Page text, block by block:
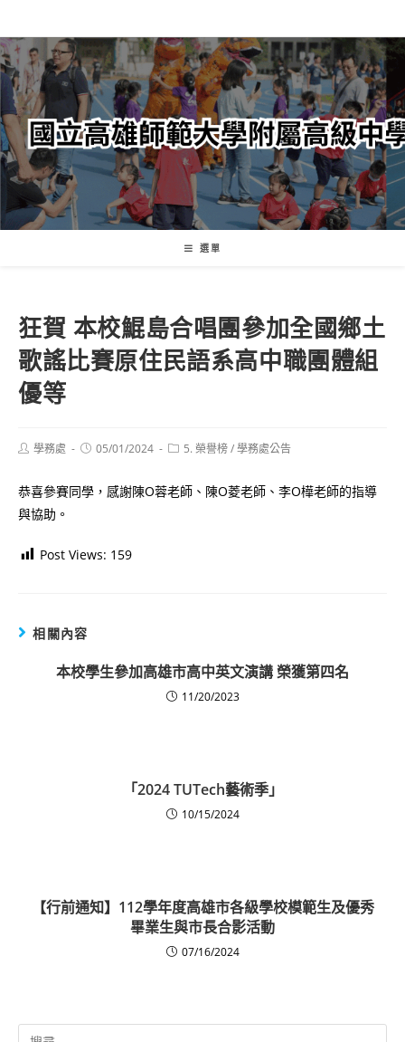
轉
至
主
內
容
選單
狂賀 本校鯤島合唱團參加全國鄉土
歌謠比賽原住民語系高中職團體組
優等
Post學務處
Post05/01/2024
Post5. 榮譽榜/學務處公告
恭喜參賽同學，感謝陳O蓉老師、陳O菱老師、李O樺老師的指導
與協助。
Post Views: 159
相關內容
本校學生參加高雄市高中英文演講 榮獲第四名
11/20/2023
「2024 TUTech藝術季」
10/15/2024
【行前通知】112學年度高雄市各級學校模範生及優秀
畢業生與市長合影活動
07/16/2024
Search